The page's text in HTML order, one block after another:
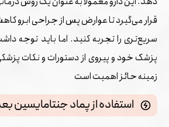
قرار می‌گیرد تا عوارض پس از جراحی ابرو
سریع‌تری را تجربه کنید. اما باید توجه
پزشک خود و پیروی از دستورات و نکات
زمینه حائز اهمیت است
استفاده از پماد جنتامایسین